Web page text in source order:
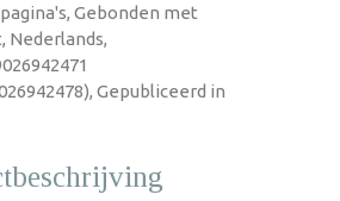
pagina's, Gebonden met
Nederlands,
Gepubliceerd in